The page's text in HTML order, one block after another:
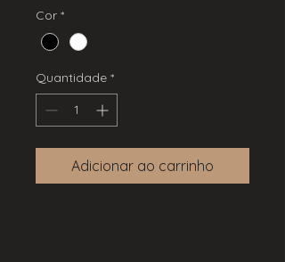
Cor *
Quantidade *
Adicionar ao carrinho